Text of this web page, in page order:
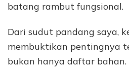
batang rambut fungsional.
Dari sudut pandang saya,
membuktikan pentingnya
bukan hanya daftar bahan.